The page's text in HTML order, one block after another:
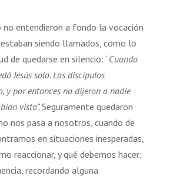
no entendieron a fondo la vocación
siendo llamados, como lo
de quedarse en silencio: “Cuando
Jesús solo. Los discípulos
y por entonces no dijeron a nadie
visto”.Seguramente quedaron
nos pasa a nosotros, cuando de
en situaciones inesperadas,
reaccionar, y qué debemos hacer;
recordando alguna